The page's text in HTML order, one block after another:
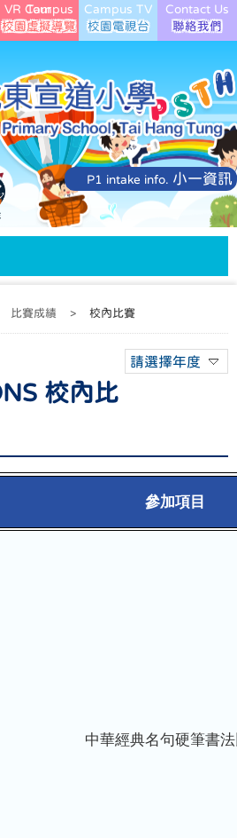
VR Campus Tour Campus TV Contact Us
P1 intake info. 小一資訊
比賽成績 > 校內比賽
請選擇年度
校內比
參加項目
中華經典名句硬筆書